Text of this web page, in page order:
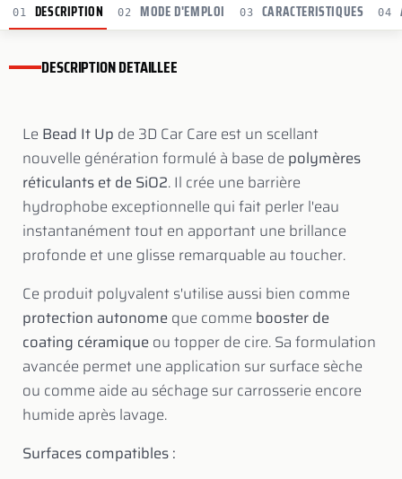
01 DESCRIPTION 02 MODE D'EMPLOI 03 CARACTERISTIQUES 04
DESCRIPTION DETAILLEE
Le Bead It Up de 3D Car Care est un scellant
nouvelle génération formulé à base de polymères
réticulants et de SiO2. Il crée une barrière
hydrophobe exceptionnelle qui fait perler l'eau
instantanément tout en apportant une brillance
profonde et une glisse remarquable au toucher.
Ce produit polyvalent s'utilise aussi bien comme
protection autonomeque comme booster de
coating céramiqueou topper de cire. Sa formulation
avancée permet une application sur surface sèche
ou comme aide au séchage sur carrosserie encore
humide après lavage.
Surfaces compatibles :